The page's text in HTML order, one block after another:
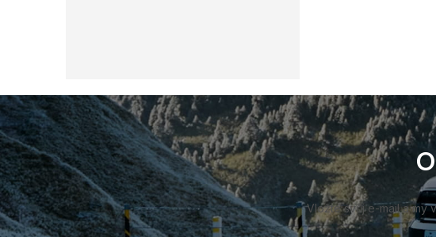
Z
á
p
a
t
í
Vložte svůj e-mail a my